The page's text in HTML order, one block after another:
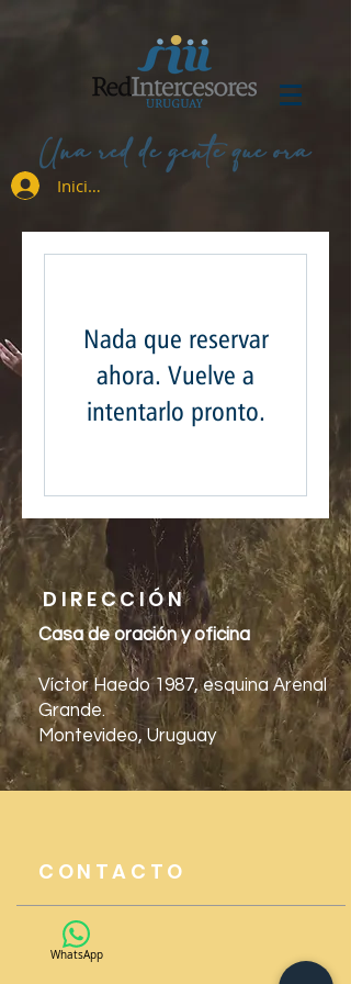
Una red de gente que ora
Iniciar sesión
Nada que reservar
ahora. Vuelve a
intentarlo pronto.
DIRECCIÓN
Casa de oración y oficina
Víctor Haedo 1987, esquina Arenal
Grande.
Montevideo, Uruguay
CONTACTO
WhatsApp